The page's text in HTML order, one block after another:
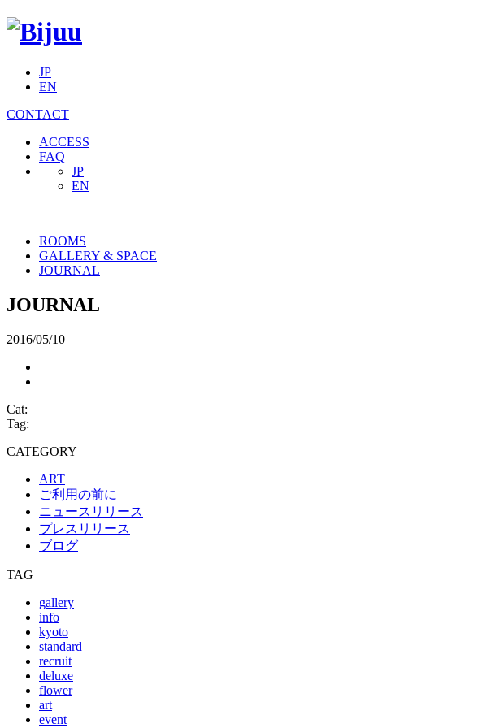
JP
EN
CONTACT
ACCESS
FAQ
JP
EN
ROOMS
GALLERY & SPACE
JOURNAL
JOURNAL
2016/05/10
Cat:
Tag:
CATEGORY
ART
ご利用の前に
ニュースリリース
プレスリリース
ブログ
TAG
gallery
info
kyoto
standard
recruit
deluxe
flower
art
event